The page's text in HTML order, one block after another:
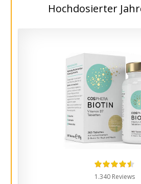
Hochdosierter
1.340 Reviews